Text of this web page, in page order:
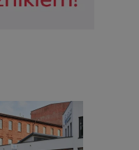
Targetowanie